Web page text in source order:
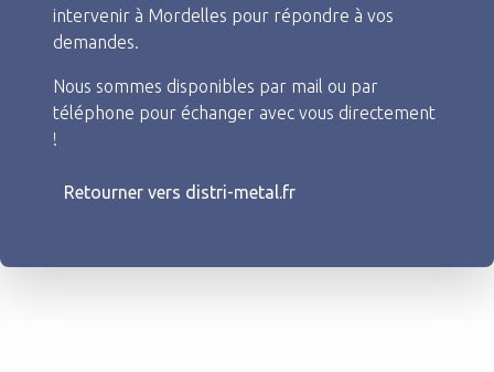
intervenir à Mordelles pour répondre à vos
demandes.
Nous sommes disponibles par mail ou par
téléphone pour échanger avec vous directement
!
Retourner vers distri-metal.fr